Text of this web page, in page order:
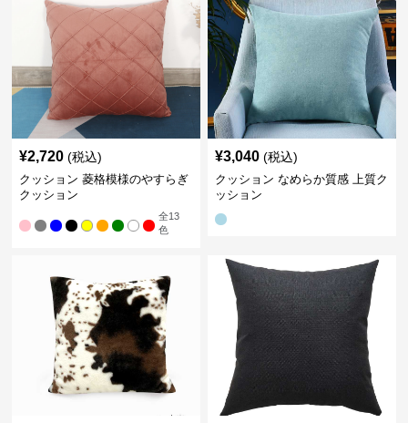
¥2,720 (税込)
クッション 菱格模様のやすらぎ
クッション
全13
色
¥3,040 (税込)
クッション なめらか質感 上質ク
ッション